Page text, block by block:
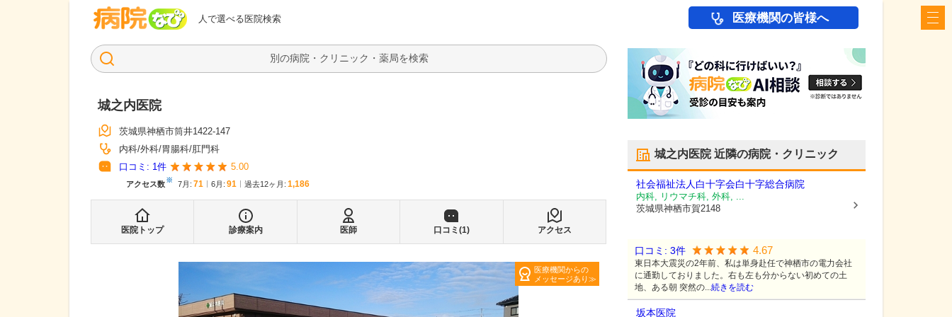
人で選べる医院検索
病院なび 医療機関の皆様へ
検索
城之内医院
茨城県神栖市筒井1422-147
内科 外科 胃腸科 肛門科
口コミ: 1件 5.00
アクセス数※ 7月 : 71 6月 : 91 過去12ヶ月: 1,186
医院トップ 診療案内 医師 口コミ(1) アクセス
医療機関からの
メッセージあり
城之内医院近隣の病院・クリニック
社会福祉法人白十字会白十字総合病院
内科, リウマチ科, 外科, ...
茨城県神栖市賀2148
口コミ: 3件 4.67
東日本大震災の2年前、私は単身赴任で神栖市の電力会社
に通勤しておりました。右も左も分からない初めての土
地、ある朝 突然の...続きを読む
坂本医院